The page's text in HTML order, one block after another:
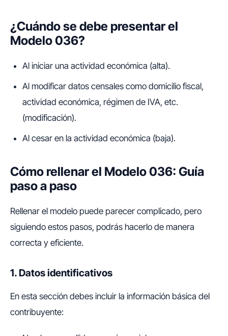
¿Cuándo se debe presentar el
Modelo 036?
Al iniciar una actividad económica (alta).
Al modificar datos censales como domicilio fiscal,
actividad económica, régimen de IVA, etc.
(modificación).
Al cesar en la actividad económica (baja).
Cómo rellenar el Modelo 036: Guía
paso a paso
Rellenar el modelo puede parecer complicado, pero
siguiendo estos pasos, podrás hacerlo de manera
correcta y eficiente.
1. Datos identificativos
En esta sección debes incluir la información básica del
contribuyente: